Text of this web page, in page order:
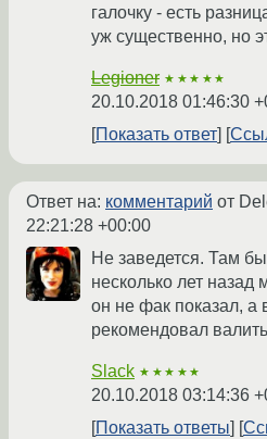
галочку - есть
уж существенно, но
Legioner ★★★★★
20.10.2018 01:46:30
Показать ответ
Ответ на: комментарий от
22:21:28 +00:00
Не заведется. Там
несколько лет
он не фак показал, а
рекомендовал
Slack ★★★★★
20.10.2018 03:14:36
Показать ответы